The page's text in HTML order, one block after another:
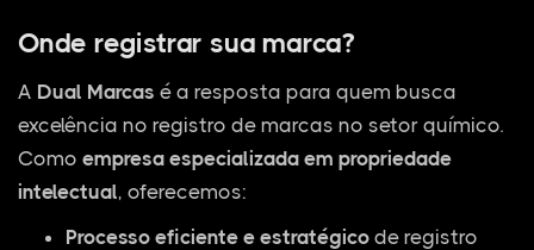
Onde registrar sua marca?
A Dual Marcas é a resposta para quem busca
excelência no registro de marcas no setor químico.
Como empresa especializada em propriedade
intelectual, oferecemos:
Processo eficiente e estratégico de registro